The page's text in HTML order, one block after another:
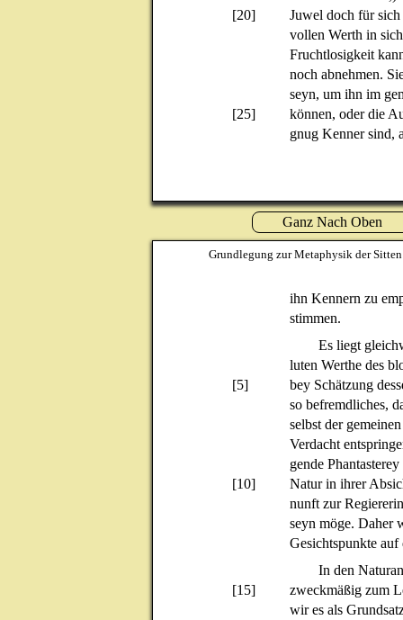
[20]
Juwel doch für sich
vollen Werth in
Fruchtlosigkeit
noch abnehmen.
seyn, um ihn im
[25]
können, oder die
gnug Kenner sind,
Ganz Nach Oben
Grundlegung zur Metaphysik der Sitten
ihn Kennern zu
stimmen.
Es liegt
luten Werthe des
[5]
bey Schätzung
so befremdliches,
selbst der
Verdacht
gende
[10]
Natur in ihrer
nunft zur
seyn möge. Daher
Gesichtspunkte
In den
[15]
zweckmäßig zum
wir es als